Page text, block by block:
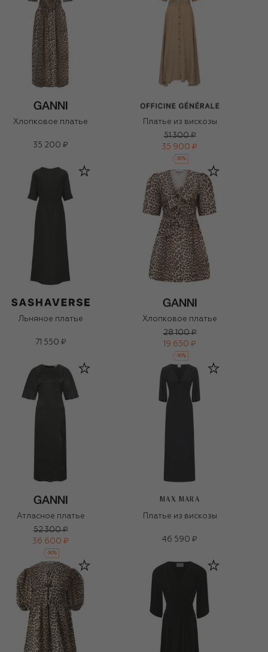
Хлопковое платье
35 200 ₽
Платье из вискозы
51 300 ₽
35 900 ₽
-30%
Льняное платье
71 550 ₽
Хлопковое платье
28 100 ₽
19 650 ₽
-30%
Атласное платье
52 300 ₽
36 600 ₽
-30%
MAX MARA
Платье из вискозы
46 590 ₽